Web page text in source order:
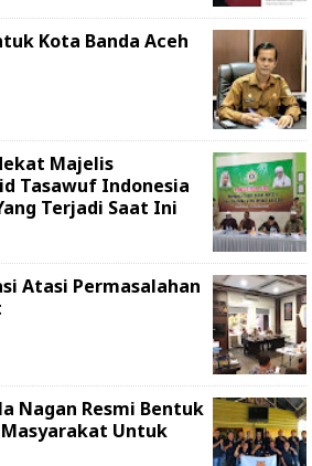
Kota Banda Aceh
Majelis
Tasawuf Indonesia
Terjadi Saat Ini
Atasi Permasalahan
Nagan Resmi Bentuk
Untuk